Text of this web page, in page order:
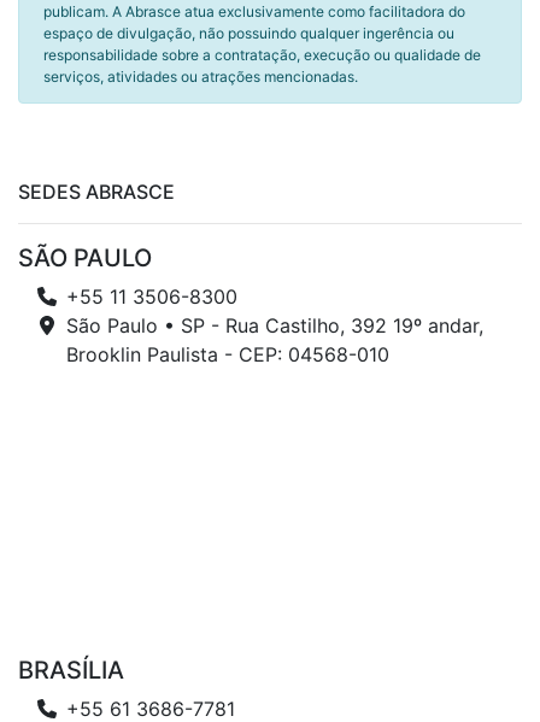
publicam. A Abrasce atua exclusivamente como facilitadora do
espaço de divulgação, não possuindo qualquer ingerência ou
responsabilidade sobre a contratação, execução ou qualidade de
serviços, atividades ou atrações mencionadas.
SEDES ABRASCE
SÃO PAULO
+55 11 3506-8300
São Paulo • SP - Rua Castilho, 392 19º andar,
Brooklin Paulista - CEP: 04568-010
BRASÍLIA
+55 61 3686-7781